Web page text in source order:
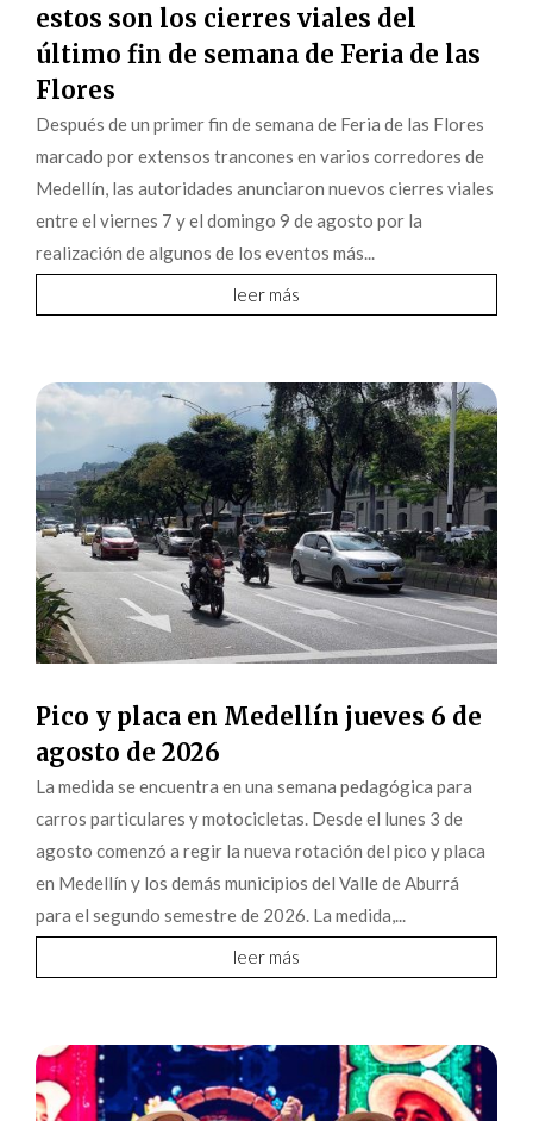
estos son los cierres viales del
último fin de semana de Feria de las
Flores
Después de un primer fin de semana de Feria de las Flores
marcado por extensos trancones en varios corredores de
Medellín, las autoridades anunciaron nuevos cierres viales
entre el viernes 7 y el domingo 9 de agosto por la
realización de algunos de los eventos más...
leer más
Pico y placa en Medellín jueves 6 de
agosto de 2026
La medida se encuentra en una semana pedagógica para
carros particulares y motocicletas. Desde el lunes 3 de
agosto comenzó a regir la nueva rotación del pico y placa
en Medellín y los demás municipios del Valle de Aburrá
para el segundo semestre de 2026. La medida,...
leer más